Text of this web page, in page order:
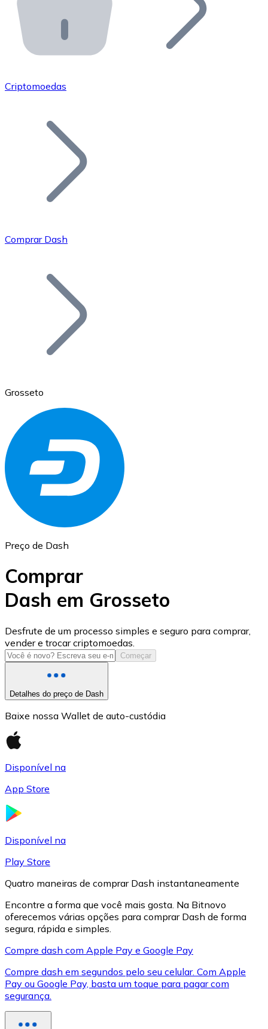
API Bitnovo
Integre nossa API no seu ecossistema.
Junte-se à nossa rede de revendedores e comercialize
Adicione o token do seu projeto ao nosso serviço de
Bitcoin
Ethereum
ETH
USD Coin
USDC
XRP
XRP
Criptomoedas
Comprar Dash
Grosseto
Preço de Dash
Comprar
Dash em Grosseto
Desfrute de um processo simples e seguro para comprar,
vender e trocar criptomoedas.
Começar
Detalhes do preço de Dash
Baixe nossa Wallet de auto-custódia
Disponível na
App Store
Disponível na
Play Store
Quatro maneiras de comprar Dash instantaneamente
Encontre a forma que você mais gosta. Na Bitnovo
oferecemos várias opções para comprar Dash de forma
segura, rápida e simples.
Compre dash com Apple Pay e Google Pay
Compre dash em segundos pelo seu celular. Com Apple
Pay ou Google Pay, basta um toque para pagar com
segurança.